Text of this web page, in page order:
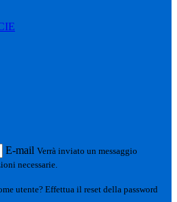
E-mail Verrà inviato un messaggio
necessarie.
utente? Effettua il reset della password